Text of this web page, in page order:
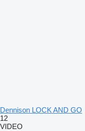
Dennison LOCK AND GO
12
VIDEO